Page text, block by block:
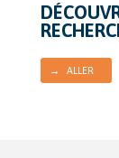
→ ALLER